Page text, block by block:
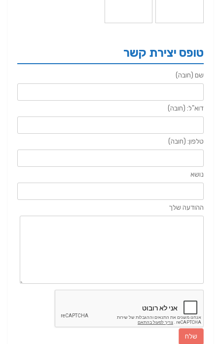
טופס יצירת קשר
שם (חובה)
דוא"ל: (חובה)
טלפון: (חובה)
נושא
ההודעה שלך